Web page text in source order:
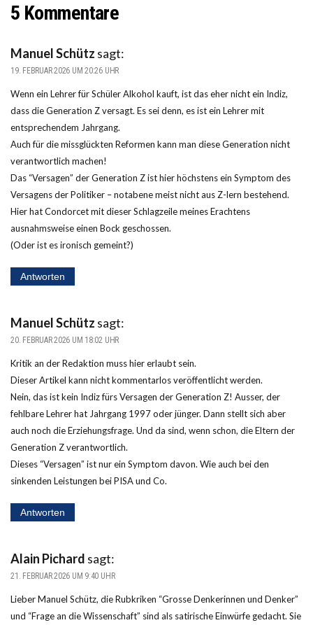
5 Kommentare
Manuel Schütz sagt:
19. FEBRUAR 2026 UM 20:26 UHR
Wenn ein Lehrer für Schüler Alkohol kauft, ist das eher nicht ein Indiz,
dass die Generation Z versagt. Es sei denn, es ist ein Lehrer mit
entsprechendem Jahrgang.
Auch für die missglückten Reformen kann man diese Generation nicht
verantwortlich machen!
Das “Versagen” der Generation Z ist hier höchstens ein Symptom des
Versagens der Politiker – notabene meist nicht aus Z-lern bestehend.
Hier hat Condorcet mit dieser Schlagzeile meines Erachtens
ausnahmsweise einen Bock geschossen.
(Oder ist es ironisch gemeint?)
Antworten
Manuel Schütz sagt:
20. FEBRUAR 2026 UM 18:02 UHR
Kritik an der Redaktion muss hier erlaubt sein.
Dieser Artikel kann nicht kommentarlos veröffentlicht werden.
Nein, das ist kein Indiz fürs Versagen der Generation Z! Ausser, der
fehlbare Lehrer hat Jahrgang 1997 oder jünger. Dann stellt sich aber
auch noch die Erziehungsfrage. Und da sind, wenn schon, die Eltern der
Generation Z verantwortlich.
Dieses “Versagen” ist nur ein Symptom davon. Wie auch bei den
sinkenden Leistungen bei PISA und Co.
Antworten
Alain Pichard sagt:
21. FEBRUAR 2026 UM 9:40 UHR
Lieber Manuel Schütz, die Rubkriken “Grosse Denkerinnen und Denker”
und “Frage an die Wissenschaft” sind als satirische Einwürfe gedacht. Sie